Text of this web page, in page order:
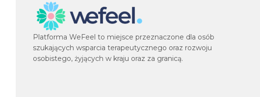
Platforma WeFeel to miejsce przeznaczone dla osób
szukających wsparcia terapeutycznego oraz rozwoju
osobistego, żyjących w kraju oraz za granicą.